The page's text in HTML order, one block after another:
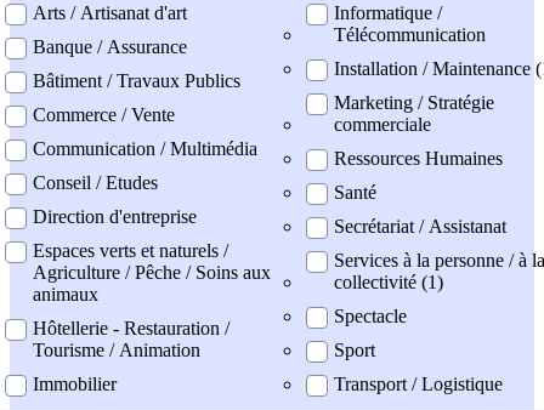
Arts / Artisanat d'art
Banque / Assurance
Bâtiment / Travaux Publics
Commerce / Vente
Communication / Multimédia
Conseil / Etudes
Direction d'entreprise
Espaces verts et naturels /
Agriculture / Pêche / Soins aux
animaux
Hôtellerie - Restauration /
Tourisme / Animation
Immobilier
Informatique /
Télécommunication
Installation / Maintenance
Marketing / Stratégie
commerciale
Ressources Humaines
Santé
Secrétariat / Assistanat
Services à la personne / à la
collectivité (1)
Spectacle
Sport
Transport / Logistique